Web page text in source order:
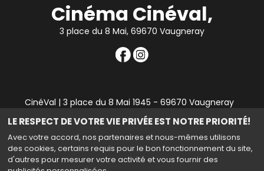
LE RESPECT DE VOTRE VIE PRIVÉE EST NOTRE PRIORITÉ!
Avec votre accord, nos partenaires et nous-mêmes utilisons
des cookies, certains requis pour le bon fonctionnement du site,
d'autres pour mesurer votre activité et vous fournir des
Cinéma Cinéval,
3 place du 8 Mai, 69670 Vaugneray
CinéVal | 3 place du 8 Mai 1945 - 69670 Vaugneray
|Mentions légales|Contact|RGPD| Tel : 04 78 45 94